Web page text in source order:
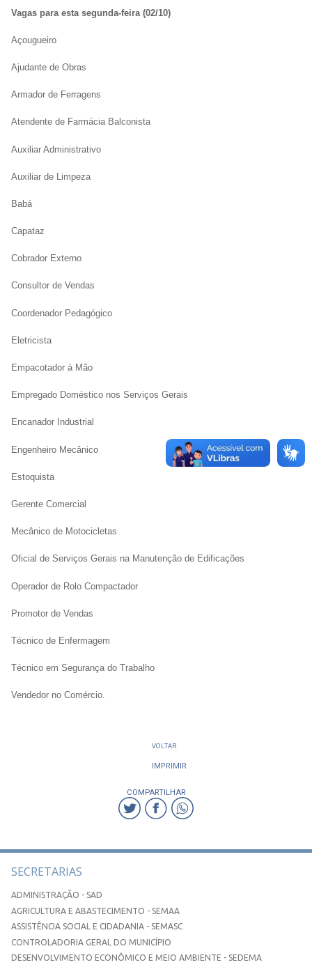
Vagas para esta segunda-feira (02/10)
Açougueiro
Ajudante de Obras
Armador de Ferragens
Atendente de Farmácia Balconista
Auxiliar Administrativo
Auxiliar de Limpeza
Babá
Capataz
Cobrador Externo
Consultor de Vendas
Coordenador Pedagógico
Eletricista
Empacotador à Mão
Empregado Doméstico nos Serviços Gerais
Encanador Industrial
Engenheiro Mecânico
Estoquista
Gerente Comercial
Mecânico de Motocicletas
Oficial de Serviços Gerais na Manutenção de Edificações
Operador de Rolo Compactador
Promotor de Vendas
Técnico de Enfermagem
Técnico em Segurança do Trabalho
Vendedor no Comércio.
VOLTAR
IMPRIMIR
COMPARTILHAR
SECRETARIAS
ADMINISTRAÇÃO - SAD
AGRICULTURA E ABASTECIMENTO - SEMAA
ASSISTÊNCIA SOCIAL E CIDADANIA - SEMASC
CONTROLADORIA GERAL DO MUNICÍPIO
DESENVOLVIMENTO ECONÔMICO E MEIO AMBIENTE - SEDEMA